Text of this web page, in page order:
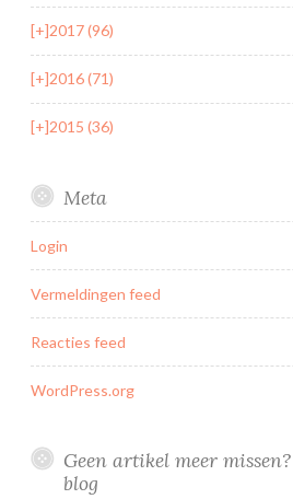
[+]2017 (96)
[+]2016 (71)
[+]2015 (36)
Meta
Login
Vermeldingen feed
Reacties feed
WordPress.org
Geen artikel meer
blog